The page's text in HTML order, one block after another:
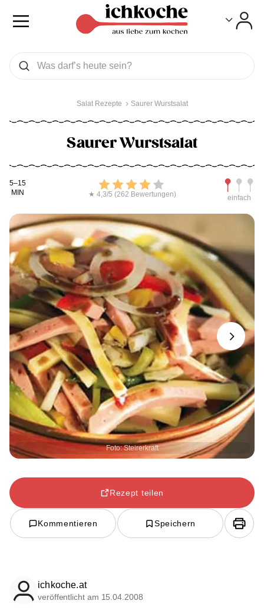
Was wollen Sie suchen
Suchen
Salat Rezepte Saurer Wurstsalat
Saurer Wurstsalat
Kochdauer
5–15
MIN
Bewerten
★ 4,3/5 (262 Bewertungen) einfach
Foto: Steirerkraft
Next
Rezept teilen
Kommentieren Speichern
ichkoche.at
veröffentlicht am 15.04.2008